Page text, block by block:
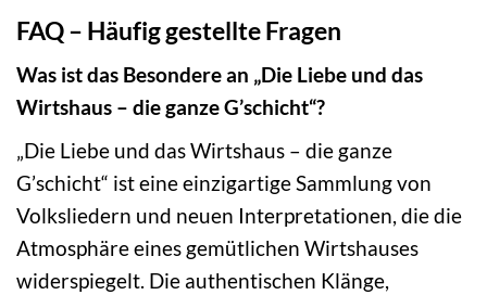
FAQ – Häufig gestellte Fragen
Was ist das Besondere an „Die Liebe und das
Wirtshaus – die ganze G’schicht“?
„Die Liebe und das Wirtshaus – die ganze
G’schicht“ ist eine einzigartige Sammlung von
Volksliedern und neuen Interpretationen, die die
Atmosphäre eines gemütlichen Wirtshauses
widerspiegelt. Die authentischen Klänge,